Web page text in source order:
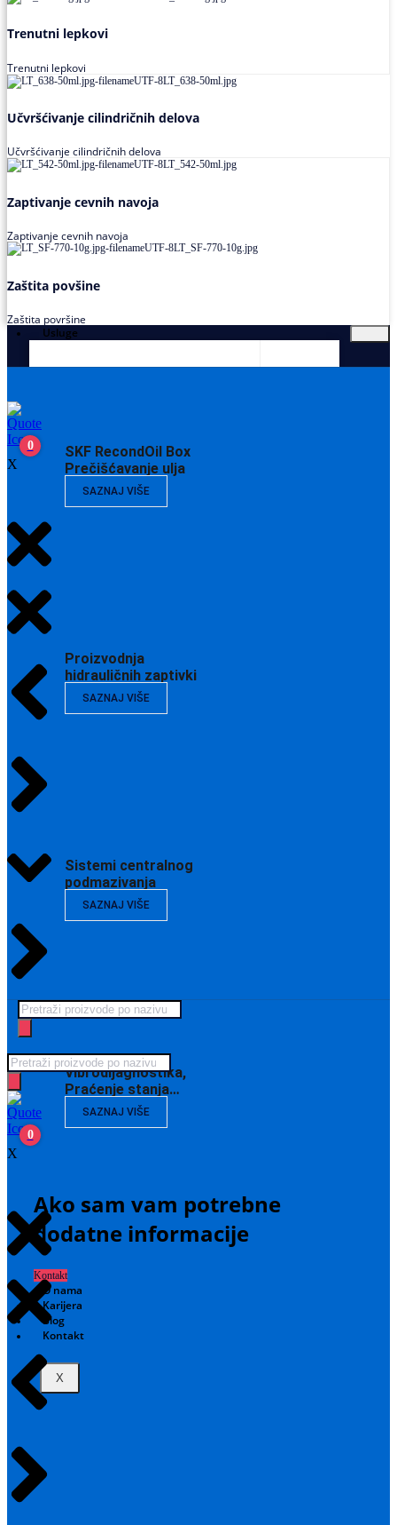
Trenutni lepkovi
Trenutni lepkovi
Učvršćivanje cilindričnih delova
Učvršćivanje cilindričnih delova
Zaptivanje cevnih navoja
Zaptivanje cevnih navoja
Zaštita povšine
Zaštita površine
Usluge
SKF RecondOil Box
Prečišćavanje ulja
SAZNAJ VIŠE
Proizvodnja
hidrauličnih zaptivki
SAZNAJ VIŠE
Sistemi centralnog
podmazivanja
SAZNAJ VIŠE
Vibrodijagnostika,
Praćenje stanja…
SAZNAJ VIŠE
Ako sam vam potrebne
dodatne informacije
Kontakt
O nama
Karijera
Blog
Kontakt
X
0
X
Products
search
Products
search
0
X